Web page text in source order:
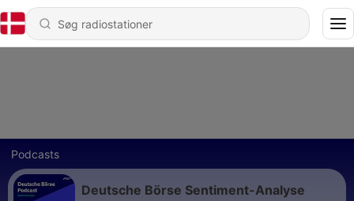
Podcasts
Deutsche Börse Sentiment-Analyse